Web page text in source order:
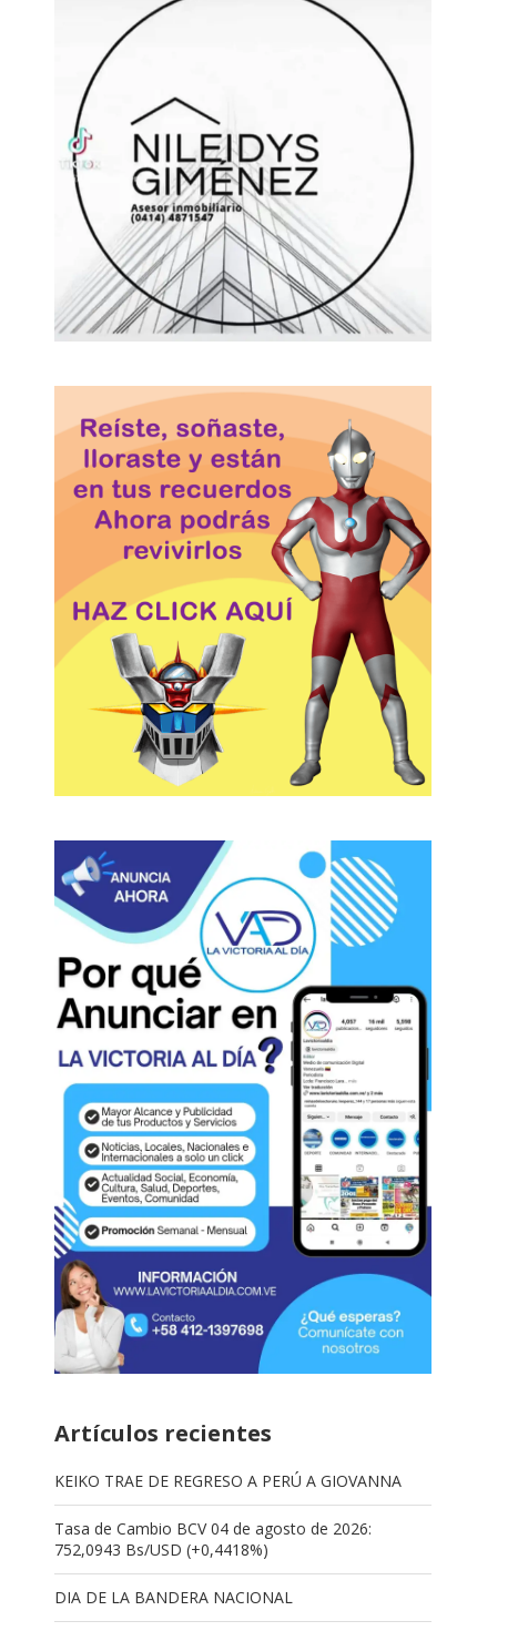
Artículos recientes
KEIKO TRAE DE REGRESO A PERÚ A GIOVANNA
Tasa de Cambio BCV 04 de agosto de 2026:
752,0943 Bs/USD (+0,4418%)
DIA DE LA BANDERA NACIONAL